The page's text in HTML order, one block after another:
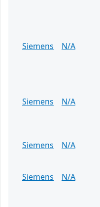
Siemens
N/A
Siemens
N/A
Siemens
N/A
Siemens
N/A